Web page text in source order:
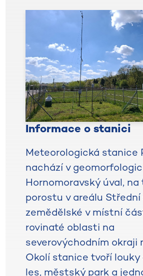
Informace o stanici
Meteorologická stanice
nachází v
Hornomoravský úval,
porostu v areálu Střední
zemědělské v místní
rovinaté oblasti na
severovýchodním okraji
Okolí stanice tvoří louky
les, městský park a